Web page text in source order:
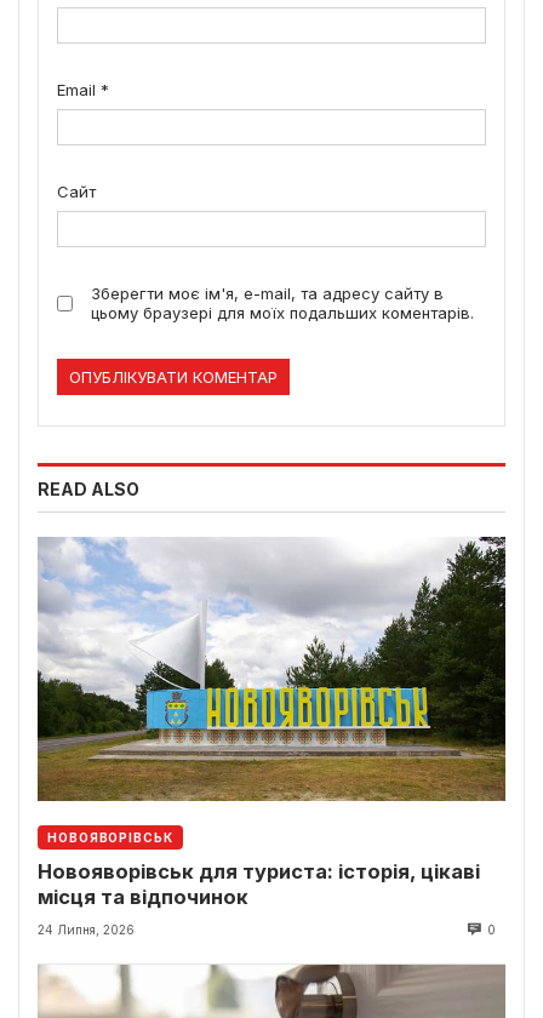
Email *
Сайт
Зберегти моє ім'я, e-mail, та адресу сайту в
цьому браузері для моїх подальших коментарів.
READ ALSO
НОВОЯВОРІВСЬК
Новояворівськ для туриста: історія, цікаві
місця та відпочинок
24 Липня, 2026 0